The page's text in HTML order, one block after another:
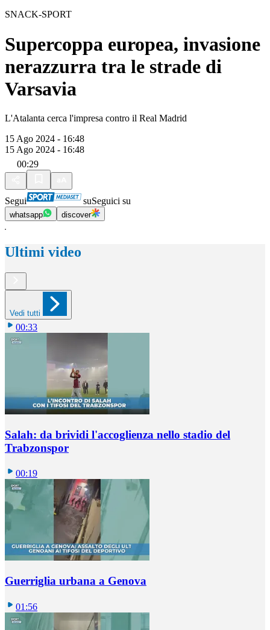
SNACK-SPORT
Supercoppa europea, invasione
nerazzurra tra le strade di
Varsavia
L'Atalanta cerca l'impresa contro il Real Madrid
15 Ago 2024 - 16:48
15 Ago 2024 - 16:48
00:29
Segui suSeguici su
whatsapp discover
Ultimi video
Vedi tutti
00:33
Salah: da brividi l'accoglienza nello stadio del
Trabzonspor
00:19
Guerriglia urbana a Genova
01:56